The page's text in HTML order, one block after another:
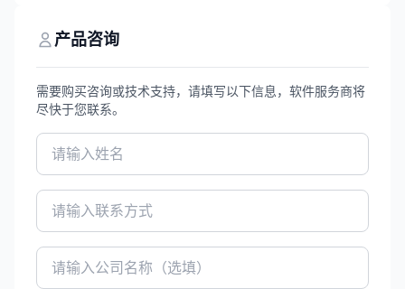
产品咨询
需要购买咨询或技术支持，请填写以下信息，软件服务商将
尽快于您联系。